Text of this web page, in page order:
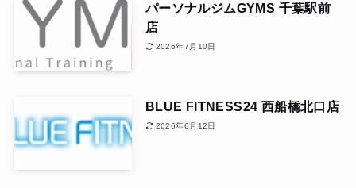
パーソナルジムGYMS 千葉駅前
店
2026年7月10日
BLUE FITNESS24 西船橋北口店
2026年6月12日